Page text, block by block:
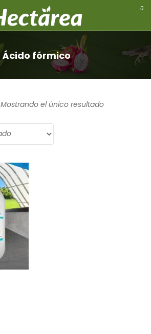
0
Ácido fórmico
Mostrando el único resultado